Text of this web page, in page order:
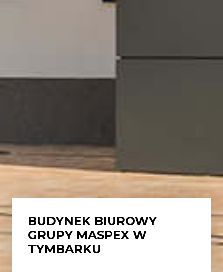
BUDYNEK BIUROWY
GRUPY MASPEX W
TYMBARKU